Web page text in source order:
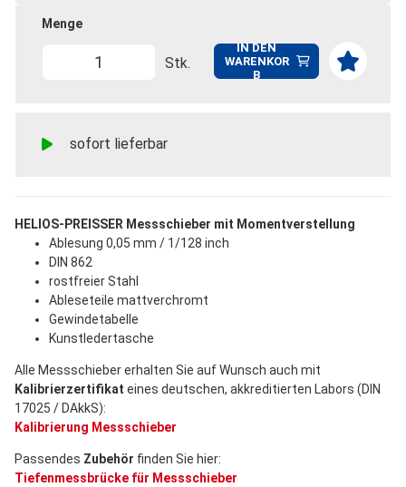
Menge
Stk.
IN DEN
WARENKOR
B
sofort lieferbar
HELIOS-PREISSER Messschieber mit Momentverstellung
Ablesung 0,05 mm / 1/128 inch
DIN 862
rostfreier Stahl
Ableseteile mattverchromt
Gewindetabelle
Kunstledertasche
Alle Messschieber erhalten Sie auf Wunsch auch mit
Kalibrierzertifikat eines deutschen, akkreditierten Labors (DIN
17025 / DAkkS):
Kalibrierung Messschieber
Passendes Zubehör finden Sie hier:
Tiefenmessbrücke für Messschieber